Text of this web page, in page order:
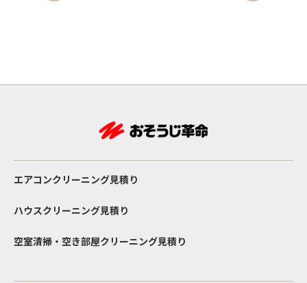
エアコンクリーニング見積り
ハウスクリーニング見積り
空室清掃・空き部屋クリーニング見積り